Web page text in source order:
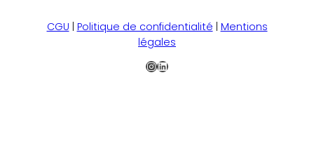
CGU Politique de confidentialité Mentions
légales
Instagram
LinkedIn